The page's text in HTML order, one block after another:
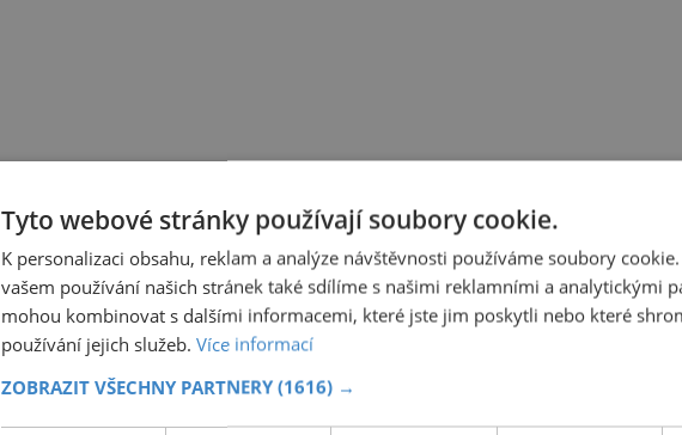
Tyto webové stránky používají soubory cookie.
K personalizaci obsahu, reklam a analýze návštěvnosti používáme soubory
vašem používání našich stránek také sdílíme s našimi reklamními a analytickými
mohou kombinovat s dalšími informacemi, které jste jim poskytli nebo které
používání jejich služeb. Více informací
ZOBRAZIT VŠECHNY PARTNERY (1616) →